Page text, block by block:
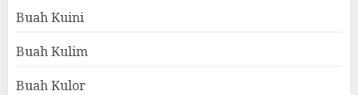
Buah Kuini
Buah Kulim
Buah Kulor